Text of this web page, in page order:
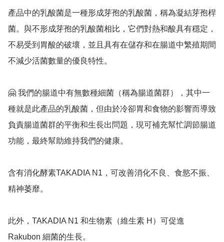
產品中的乳酸菌是一種形成芽孢的乳酸菌，稱為凝結芽孢桿
菌。與不形成芽孢的乳酸菌相比，它們對熱和酸具有穩定，
不易受到胃酸的破壞，並且具有在儲存和在腸道中繁殖期間
不減少活菌數量的優良特性。
🤗 我們的腸道中有無數種細菌（稱為腸道菌群），其中一
種就是此產品的乳酸菌，但由於冷卻胃和食物的影響而導致
負責腸道菌群的平衡和生長出問題，現可補充幫忙調節腸道
功能，最終幫助維持我們的健康。
含有消化酵素TAKADIA N1，可改善消化不良、食慾不振、
精神萎靡。
此外，TAKADIA N1 和生物素（維生素 H）可促進
Rakubon 細菌的生長。